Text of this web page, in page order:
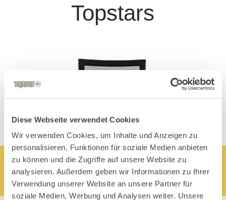
Diese Webseite verwendet Cookies
Wir verwenden Cookies, um Inhalte und Anzeigen zu
personalisieren, Funktionen für soziale Medien anbieten
zu können und die Zugriffe auf unsere Website zu
analysieren. Außerdem geben wir Informationen zu Ihrer
Verwendung unserer Website an unsere Partner für
soziale Medien, Werbung und Analysen weiter. Unsere
Topstars